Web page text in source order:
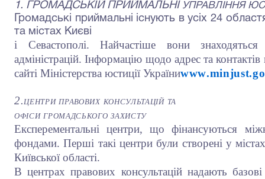
1. ГРОМАДСЬКІЙ ПРИЙМАЛЬНІ УПРАВЛІННЯ
Громадські приймальні існують в усіх 24
та містах Києві
і Севастополі. Найчастіше вони
адміністрацій. Інформа­цію щодо адрес та
сайті Міністерства юстиції Україниwww.minjust.
2.центри правових консультацій та
офіси громадського захисту
Експерементальні центри, що фінансуються
фондами. Перші такі центри були створені у
Київської області.
В центрах правових консультацій надають